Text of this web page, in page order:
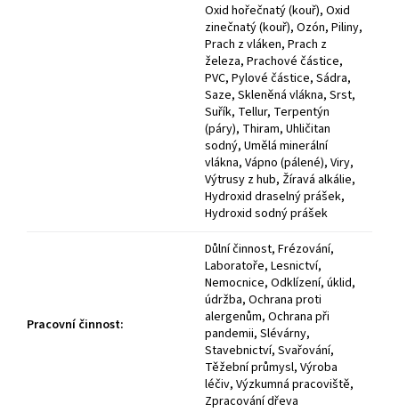
Oxid hořečnatý (kouř), Oxid
zinečnatý (kouř), Ozón, Piliny,
Prach z vláken, Prach z
železa, Prachové částice,
PVC, Pylové částice, Sádra,
Saze, Skleněná vlákna, Srst,
Suřík, Tellur, Terpentýn
(páry), Thiram, Uhličitan
sodný, Umělá minerální
vlákna, Vápno (pálené), Viry,
Výtrusy z hub, Žíravá alkálie,
Hydroxid draselný prášek,
Hydroxid sodný prášek
Pracovní činnost:
Důlní činnost, Frézování,
Laboratoře, Lesnictví,
Nemocnice, Odklízení, úklid,
údržba, Ochrana proti
alergenům, Ochrana při
pandemii, Slévárny,
Stavebnictví, Svařování,
Těžební průmysl, Výroba
léčiv, Výzkumná pracoviště,
Zpracování dřeva